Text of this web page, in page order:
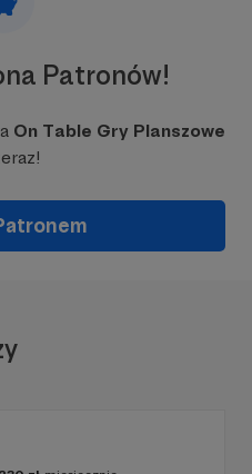
Patronów!
On Table Gry Planszowe